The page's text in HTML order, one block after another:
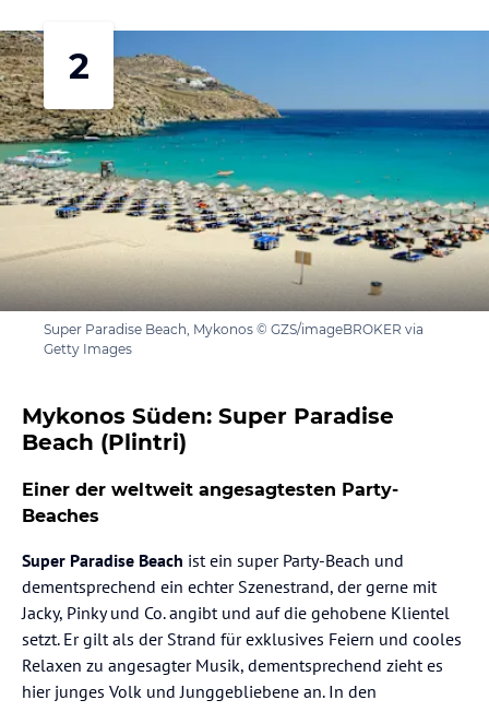
2
Super Paradise Beach, Mykonos © GZS/imageBROKER via
Getty Images
Mykonos Süden: Super Paradise
Beach (Plintri)
Einer der weltweit angesagtesten Party-
Beaches
Super Paradise Beach ist ein super Party-Beach und
dementsprechend ein echter Szenestrand, der gerne mit
Jacky, Pinky und Co. angibt und auf die gehobene Klientel
setzt. Er gilt als der Strand für exklusives Feiern und cooles
Relaxen zu angesagter Musik, dementsprechend zieht es
hier junges Volk und Junggebliebene an. In den